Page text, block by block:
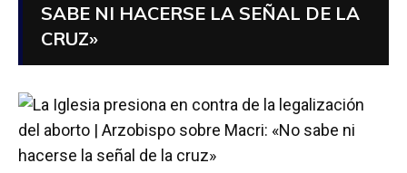
SABE NI HACERSE LA SEÑAL DE LA
CRUZ»